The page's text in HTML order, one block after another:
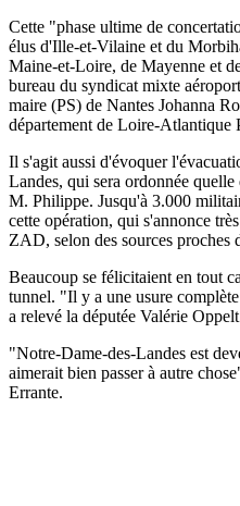
Cette "phase ultime de
élus d'Ille-et-Vilaine et du
Maine-et-Loire, de Mayenne et
bureau du syndicat mixte
maire (PS) de Nantes Johanna
département de Loire-Atlantique
Il s'agit aussi d'évoquer
Landes, qui sera ordonnée
M. Philippe. Jusqu'à 3.000
cette opération, qui s'annonce
ZAD, selon des sources proches
Beaucoup se félicitaient en tout
tunnel. "Il y a une usure
a relevé la députée Valérie
"Notre-Dame-des-Landes est
aimerait bien passer à autre
Errante.